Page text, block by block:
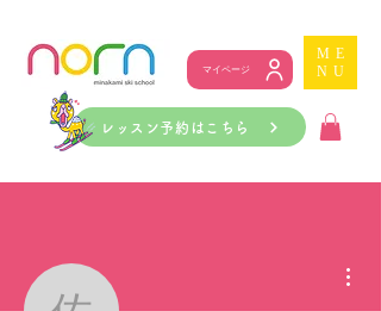
マイページ
ME
NU
レッスン予約はこちら